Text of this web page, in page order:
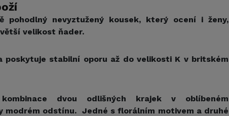
pohodlný nevyztužený kousek, který ocení i ženy,
velikost ňader.
poskytuje stabilní oporu až do velikosti K v britském
kombinace dvou odlišných krajek v oblíbeném
modrém odstínu. Jedné s florálním motivem a druhé